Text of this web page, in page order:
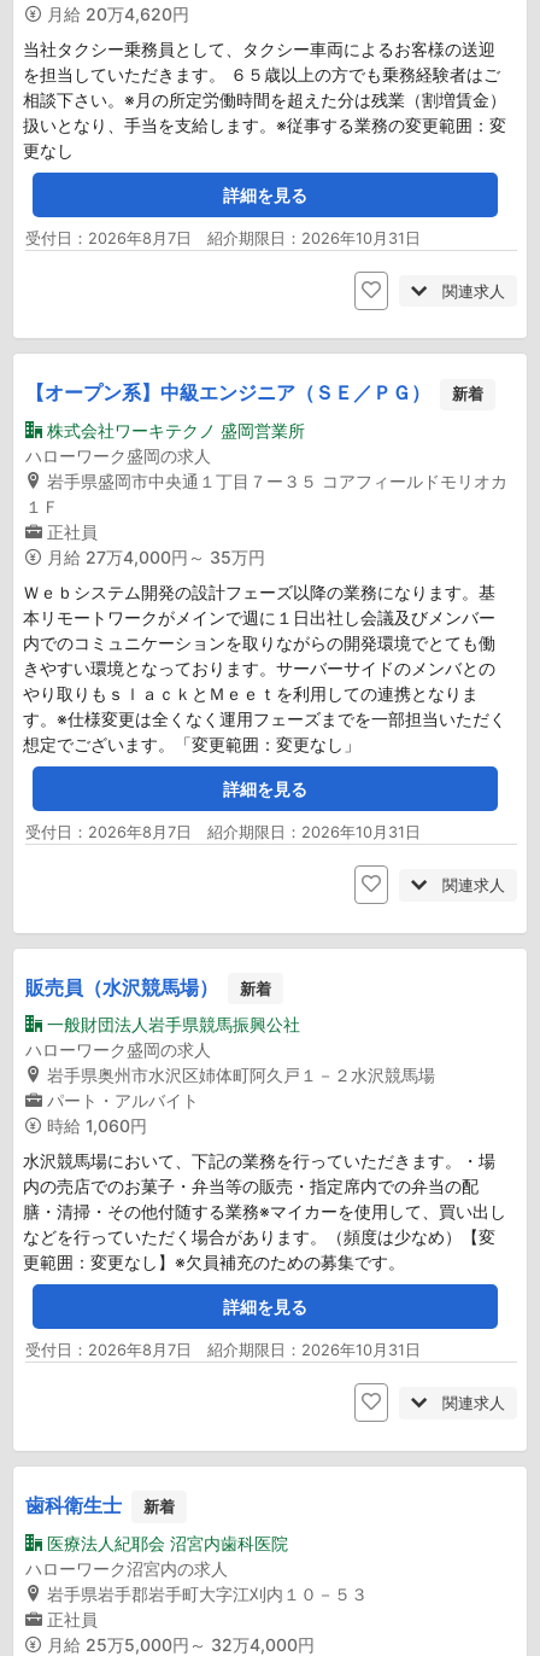
月給 20万4,620円
当社タクシー乗務員として、タクシー車両によるお客様の送迎
を担当していただきます。 ６５歳以上の方でも乗務経験者はご
相談下さい。※月の所定労働時間を超えた分は残業（割増賃金）
扱いとなり、手当を支給します。※従事する業務の変更範囲：変
更なし
詳細を見る
受付日：2026年8月7日 紹介期限日：2026年10月31日
関連求人
【オープン系】中級エンジニア（ＳＥ／ＰＧ） 新着
株式会社ワーキテクノ 盛岡営業所
ハローワーク盛岡の求人
岩手県盛岡市中央通１丁目７ー３５ コアフィールドモリオカ
１Ｆ
正社員
月給 27万4,000円～ 35万円
Ｗｅｂシステム開発の設計フェーズ以降の業務になります。基
本リモートワークがメインで週に１日出社し会議及びメンバー
内でのコミュニケーションを取りながらの開発環境でとても働
きやすい環境となっております。サーバーサイドのメンバとの
やり取りもｓｌａｃｋとＭｅｅｔを利用しての連携となりま
す。※仕様変更は全くなく運用フェーズまでを一部担当いただく
想定でございます。「変更範囲：変更なし」
詳細を見る
受付日：2026年8月7日 紹介期限日：2026年10月31日
関連求人
販売員（水沢競馬場） 新着
一般財団法人岩手県競馬振興公社
ハローワーク盛岡の求人
岩手県奥州市水沢区姉体町阿久戸１－２水沢競馬場
パート・アルバイト
時給 1,060円
水沢競馬場において、下記の業務を行っていただきます。・場
内の売店でのお菓子・弁当等の販売・指定席内での弁当の配
膳・清掃・その他付随する業務※マイカーを使用して、買い出し
などを行っていただく場合があります。（頻度は少なめ）【変
更範囲：変更なし】※欠員補充のための募集です。
詳細を見る
受付日：2026年8月7日 紹介期限日：2026年10月31日
関連求人
歯科衛生士 新着
医療法人紀耶会 沼宮内歯科医院
ハローワーク沼宮内の求人
岩手県岩手郡岩手町大字江刈内１０－５３
正社員
月給 25万5,000円～ 32万4,000円